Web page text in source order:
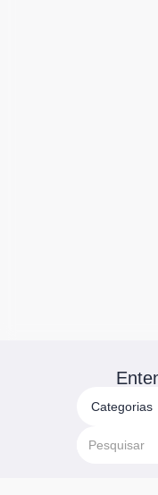
Categorias